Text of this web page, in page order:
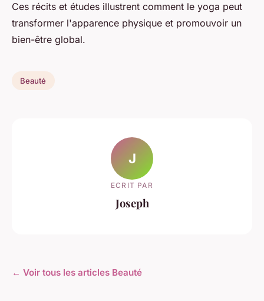
Ces récits et études illustrent comment le yoga peut
transformer l'apparence physique et promouvoir un
bien-être global.
Beauté
J
ECRIT PAR
Joseph
← Voir tous les articles Beauté